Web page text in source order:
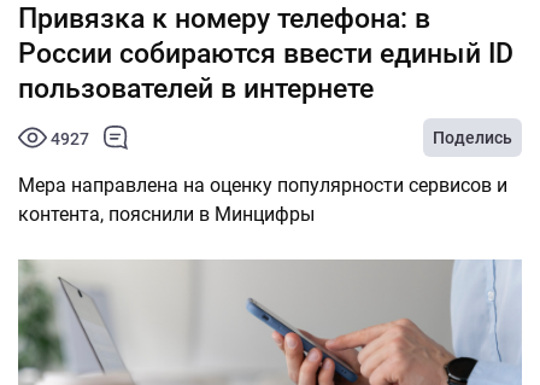
Привязка к номеру телефона: в
России собираются ввести единый ID
пользователей в интернете
4927 Поделись
Мера направлена на оценку популярности сервисов и
контента, пояснили в Минцифры